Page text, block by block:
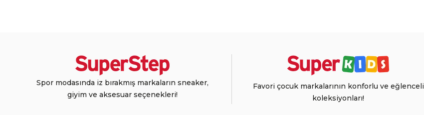
Spor modasında iz bırakmış markaların sneaker,
giyim ve aksesuar seçenekleri!
Favori çocuk markalarının konforlu ve eğlenceli
koleksiyonları!